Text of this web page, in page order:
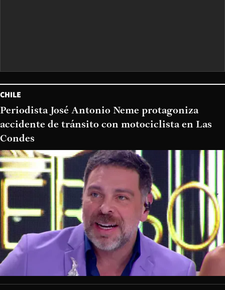
CHILE
Periodista José Antonio Neme protagoniza
accidente de tránsito con motociclista en Las
Condes